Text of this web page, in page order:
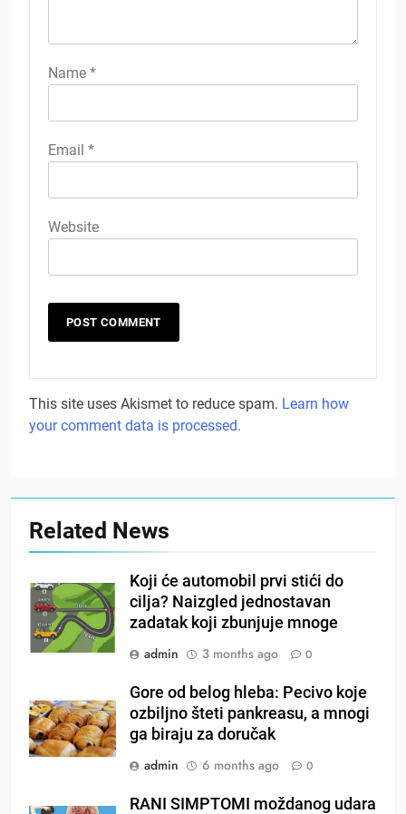
Name *
Email *
Website
This site uses Akismet to reduce spam. Learn how
your comment data is processed.
Related News
Koji će automobil prvi stići do
cilja? Naizgled jednostavan
zadatak koji zbunjuje mnoge
admin
3 months ago 0
Gore od belog hleba: Pecivo koje
ozbiljno šteti pankreasu, a mnogi
ga biraju za doručak
admin
6 months ago 0
RANI SIMPTOMI moždanog udara